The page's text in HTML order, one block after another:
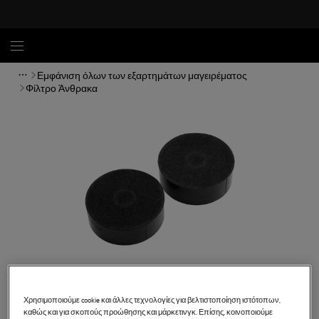
Εμφάνιση όλων των εξαρτημάτων μαγειρέματος
Φίλτρο Άνθρακα
Χρησιμοποιούμε cookie και άλλες τεχνολογίες για βελτιστοποίηση ιστότοπων,
καθώς και για σκοπούς προώθησης και μάρκετινγκ. Επίσης, κοινοποιούμε